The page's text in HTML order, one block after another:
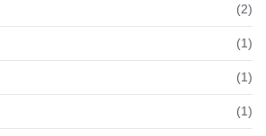
(2)
(1)
(1)
(1)